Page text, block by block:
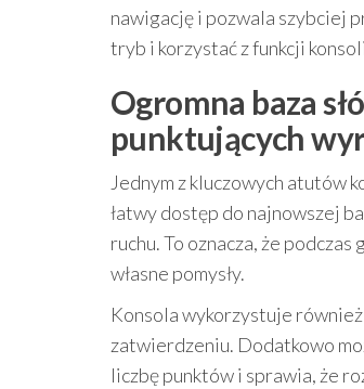
nawigację i pozwala szybciej
tryb i korzystać z funkcji
Ogromna baza
punktujących
Jednym z kluczowych atutów
łatwy dostęp do najnowszej
ruchu. To oznacza, że
własne pomysły.
Konsola wykorzystuje również
zatwierdzeniu. Dodatkowo
liczbę punktów i sprawia, że